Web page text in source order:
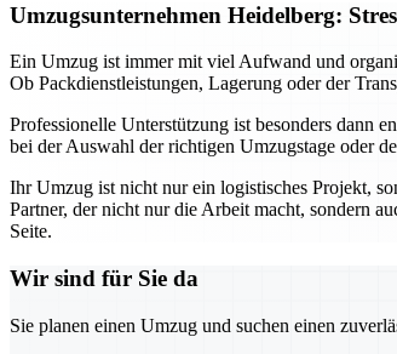
Umzugsunternehmen Heidelberg:
Ein Umzug ist immer mit viel Aufwand und
Ob Packdienstleistungen, Lagerung oder der
Professionelle Unterstützung ist besonders dann
bei der Auswahl der richtigen Umzugstage oder
Ihr Umzug ist nicht nur ein logistisches Projekt,
Partner, der nicht nur die Arbeit macht, sondern
Seite.
Wir sind für Sie da
Sie planen einen Umzug und suchen einen